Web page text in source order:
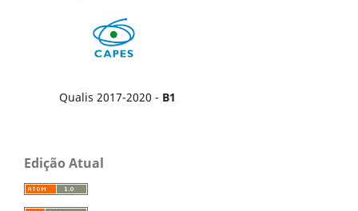
Qualis 2017-2020 - B1
Edição Atual